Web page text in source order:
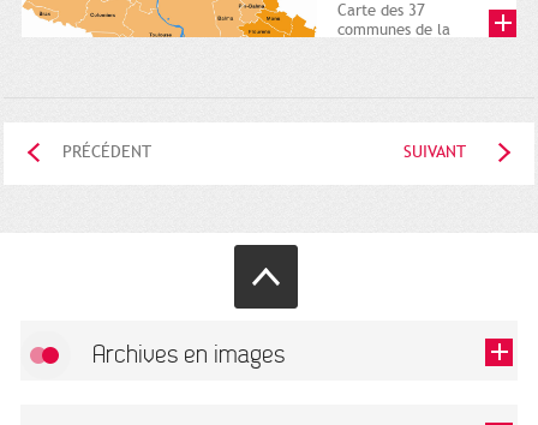
Carte des 37
communes de la
PRÉCÉDENT SUIVANT
Archives en images